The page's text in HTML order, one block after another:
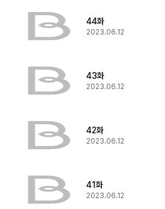
44화
2023.06.12
43화
2023.06.12
42화
2023.06.12
41화
2023.06.12